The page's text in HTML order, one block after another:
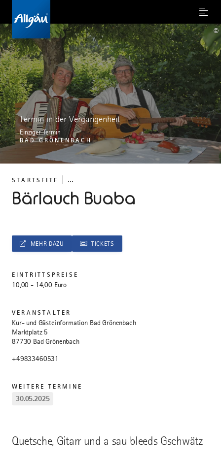
Menu
STARTSEITE ...
Bärlauch Buaba
Termin in der Vergangenheit
Einziger Termin
BAD GRÖNENBACH
©
Quetsche, Gitarr und a sau bleeds Gschwätz
MEHR DAZU TICKETS
EINTRITTSPREISE
10,00 - 14,00 Euro
VERANSTALTER
Kur- und Gästeinformation Bad Grönenbach
Marktplatz 5
87730 Bad Grönenbach
+49833460531
WEITERE TERMINE
30.05.2025